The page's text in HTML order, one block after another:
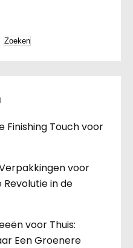
Zoeken
Finishing Touch voor
voor
in de
voor Thuis:
Een Groenere